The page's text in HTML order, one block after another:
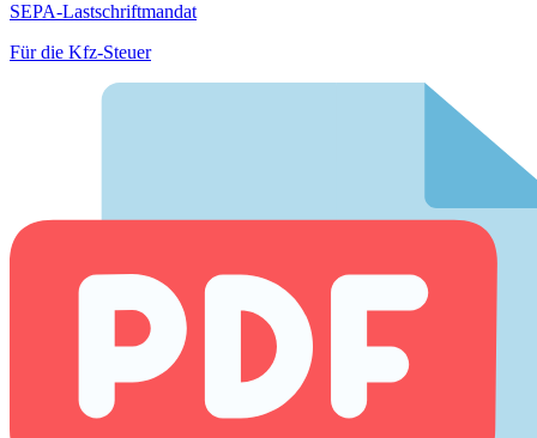
SEPA-Lastschriftmandat
Für die Kfz-Steuer